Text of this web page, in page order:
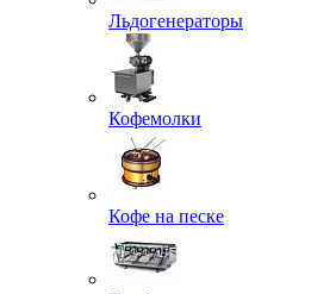
Льдогенераторы
Кофемолки
Кофе на песке